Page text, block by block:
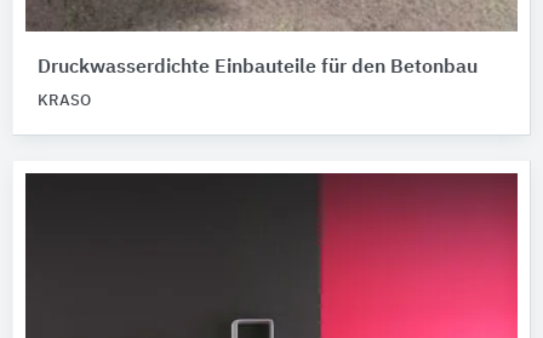
Druckwasserdichte Einbauteile für den Betonbau
KRASO